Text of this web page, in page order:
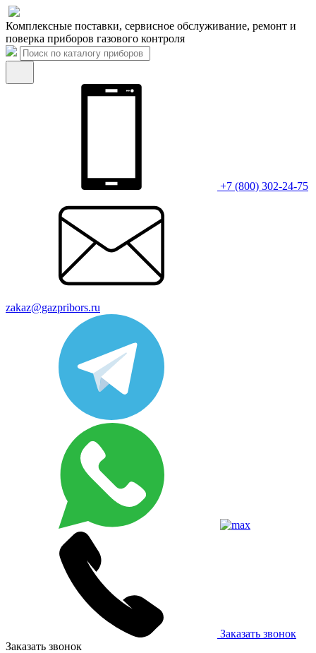
Комплексные поставки, сервисное обслуживание, ремонт и
поверка приборов газового контроля
+7 (800) 302-24-75
zakaz@gazpribors.ru
Заказать звонок
Заказать звонок